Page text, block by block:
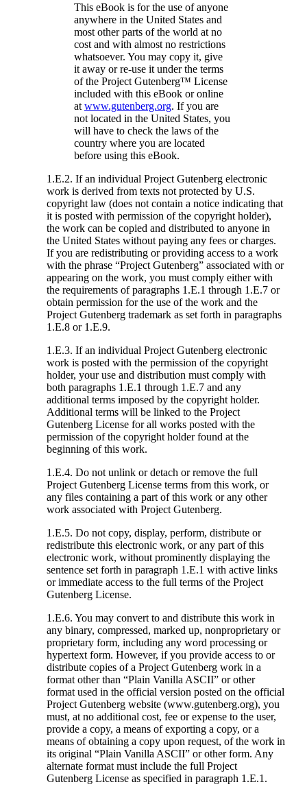
This eBook is for the use of anyone
anywhere in the United States and
most other parts of the world at no
cost and with almost no restrictions
whatsoever. You may copy it, give
it away or re-use it under the terms
of the Project Gutenberg™ License
included with this eBook or online
at www.gutenberg.org. If you are
not located in the United States, you
will have to check the laws of the
country where you are located
before using this eBook.
1.E.2. If an individual Project Gutenberg electronic
work is derived from texts not protected by U.S.
copyright law (does not contain a notice indicating that
it is posted with permission of the copyright holder),
the work can be copied and distributed to anyone in
the United States without paying any fees or charges.
If you are redistributing or providing access to a work
with the phrase “Project Gutenberg” associated with or
appearing on the work, you must comply either with
the requirements of paragraphs 1.E.1 through 1.E.7 or
obtain permission for the use of the work and the
Project Gutenberg trademark as set forth in paragraphs
1.E.8 or 1.E.9.
1.E.3. If an individual Project Gutenberg electronic
work is posted with the permission of the copyright
holder, your use and distribution must comply with
both paragraphs 1.E.1 through 1.E.7 and any
additional terms imposed by the copyright holder.
Additional terms will be linked to the Project
Gutenberg License for all works posted with the
permission of the copyright holder found at the
beginning of this work.
1.E.4. Do not unlink or detach or remove the full
Project Gutenberg License terms from this work, or
any files containing a part of this work or any other
work associated with Project Gutenberg.
1.E.5. Do not copy, display, perform, distribute or
redistribute this electronic work, or any part of this
electronic work, without prominently displaying the
sentence set forth in paragraph 1.E.1 with active links
or immediate access to the full terms of the Project
Gutenberg License.
1.E.6. You may convert to and distribute this work in
any binary, compressed, marked up, nonproprietary or
proprietary form, including any word processing or
hypertext form. However, if you provide access to or
distribute copies of a Project Gutenberg work in a
format other than “Plain Vanilla ASCII” or other
format used in the official version posted on the official
Project Gutenberg website (www.gutenberg.org), you
must, at no additional cost, fee or expense to the user,
provide a copy, a means of exporting a copy, or a
means of obtaining a copy upon request, of the work in
its original “Plain Vanilla ASCII” or other form. Any
alternate format must include the full Project
Gutenberg License as specified in paragraph 1.E.1.